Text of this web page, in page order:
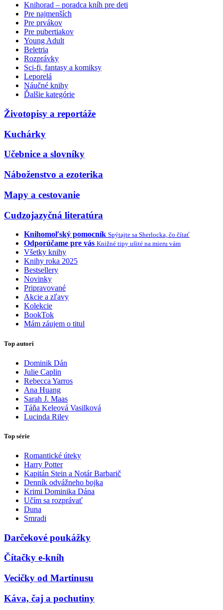
Knihorad – poradca kníh pre deti
Pre najmenších
Pre prvákov
Pre pubertiakov
Young Adult
Beletria
Rozprávky
Sci-fi, fantasy a komiksy
Leporelá
Náučné knihy
Ďalšie kategórie
Životopisy a reportáže
Kuchárky
Učebnice a slovníky
Náboženstvo a ezoterika
Mapy a cestovanie
Cudzojazyčná literatúra
Knihomoľský pomocník Spýtajte sa Sherlocka, čo čítať
Odporúčame pre vás Knižné tipy ušité na mieru vám
Všetky knihy
Knihy roka 2025
Bestsellery
Novinky
Pripravované
Akcie a zľavy
Kolekcie
BookTok
Mám záujem o titul
Top autori
Dominik Dán
Julie Caplin
Rebecca Yarros
Ana Huang
Sarah J. Maas
Táňa Keleová Vasilková
Lucinda Riley
Top série
Romantické úteky
Harry Potter
Kapitán Stein a Notár Barbarič
Denník odvážneho bojka
Krimi Dominika Dána
Učím sa rozprávať
Duna
Smradi
Darčekové poukážky
Čítačky e-kníh
Vecičky od Martinusu
Káva, čaj a pochutiny